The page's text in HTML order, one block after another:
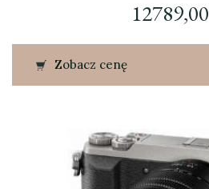
12789,00
Zobacz cenę